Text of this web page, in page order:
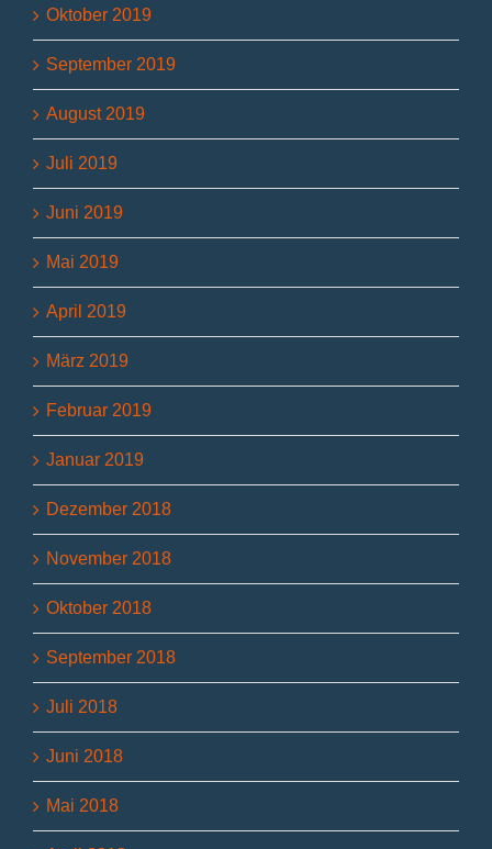
Oktober 2019
September 2019
August 2019
Juli 2019
Juni 2019
Mai 2019
April 2019
März 2019
Februar 2019
Januar 2019
Dezember 2018
November 2018
Oktober 2018
September 2018
Juli 2018
Juni 2018
Mai 2018